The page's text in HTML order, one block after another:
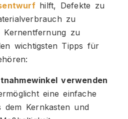
hilft, Defekte zu
zu
Kernentfernung zu
wichtigsten Tipps für
verwenden
eine einfache
dem Kernkasten und